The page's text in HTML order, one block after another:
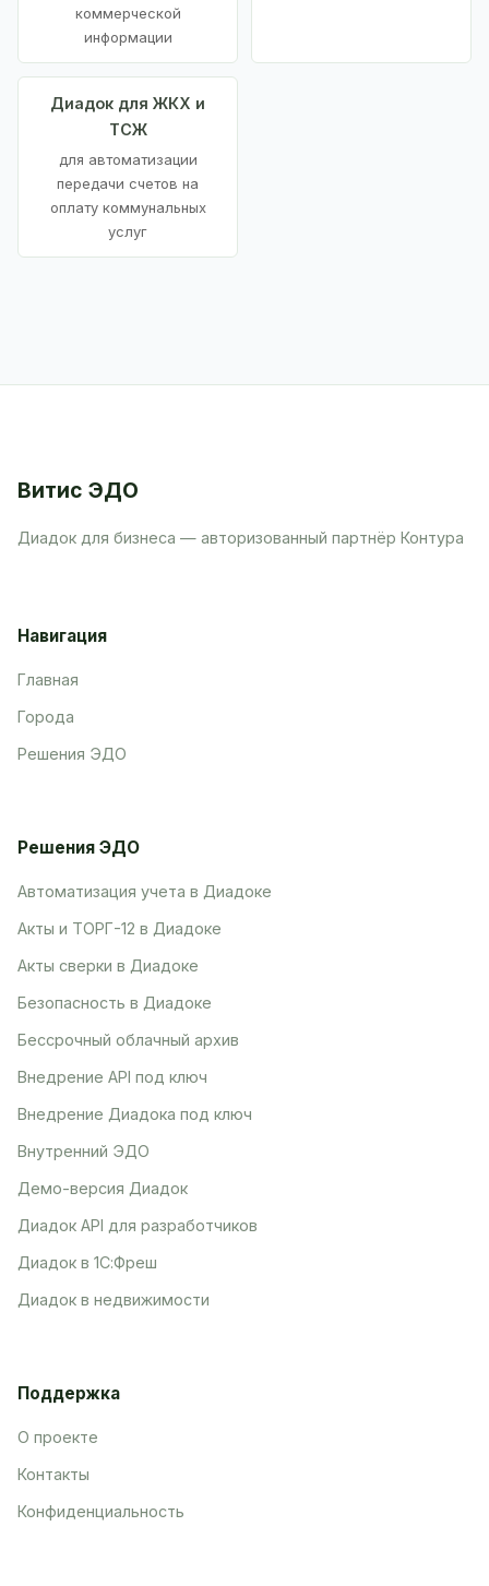
коммерческой
информации
Диадок для ЖКХ и
ТСЖ
для автоматизации
передачи счетов на
оплату коммунальных
услуг
Витис ЭДО
Диадок для бизнеса — авторизованный партнёр Контура
Навигация
Главная
Города
Решения ЭДО
Решения ЭДО
Автоматизация учета в Диадоке
Акты и ТОРГ-12 в Диадоке
Акты сверки в Диадоке
Безопасность в Диадоке
Бессрочный облачный архив
Внедрение API под ключ
Внедрение Диадока под ключ
Внутренний ЭДО
Демо-версия Диадок
Диадок API для разработчиков
Диадок в 1С:Фреш
Диадок в недвижимости
Поддержка
О проекте
Контакты
Конфиденциальность